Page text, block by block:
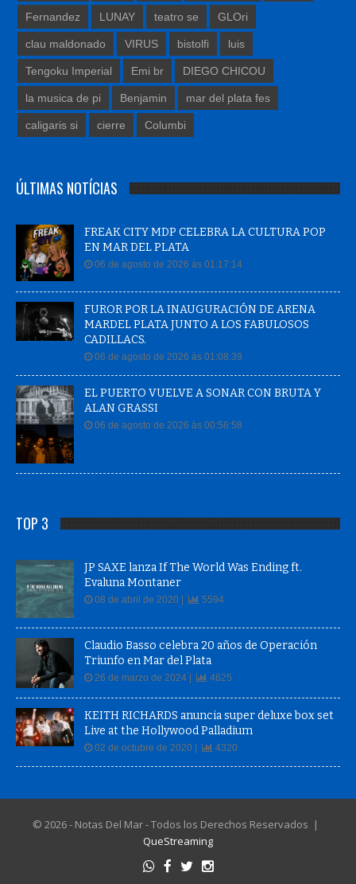
clau maldonado VIRUS bistolfi luis
Tengoku Imperial Emi br DIEGO CHICOU
la musica de pi Benjamin mar del plata fes
caligaris si cierre Columbi
EN MAR DEL PLATA
06 de agosto de 2026 às 01:17:14
FUROR POR LA INAUGURACIÓN DE ARENA
MARDEL PLATA JUNTO A LOS FABULOSOS
CADILLACS.
06 de agosto de 2026 às 01:08:39
EL PUERTO VUELVE A SONAR CON BRUTA Y
ALAN GRASSI
06 de agosto de 2026 às 00:56:58
Evaluna Montaner
08 de abril de 2020 |
Claudio Basso celebra 20 años de Operación
Triunfo en Mar del Plata
26 de marzo de 2024 | 4625
KEITH RICHARDS anuncia super deluxe box set
Live at the Hollywood Palladium
02 de octubre de 2020 | 4320
QueStreaming